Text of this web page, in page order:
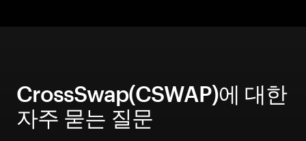
CrossSwap(CSWAP)에 대한
자주 묻는 질문